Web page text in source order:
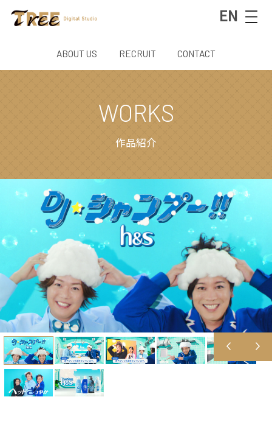
EN
ABOUT US RECRUIT CONTACT
WORKS
作品紹介